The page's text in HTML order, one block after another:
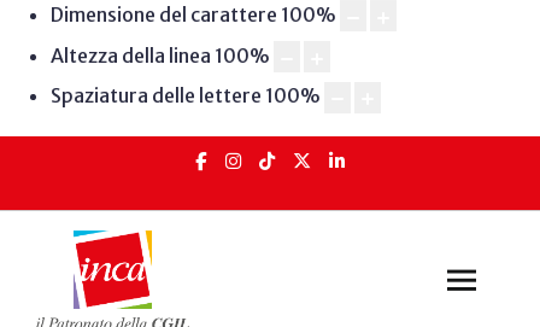
Dimensione del carattere 100%
Altezza della linea 100%
Spaziatura delle lettere 100%